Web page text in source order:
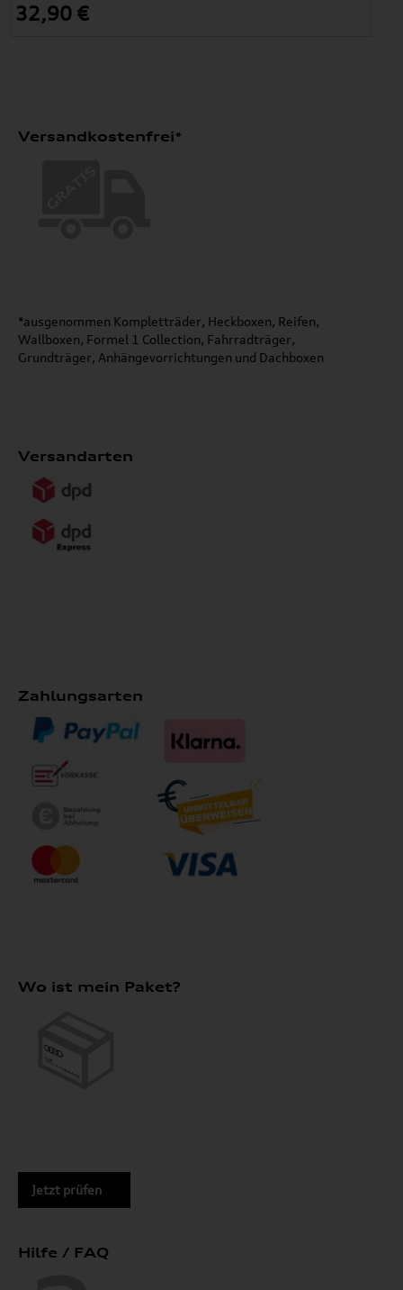
32,90 €
Versandkostenfrei*
*ausgenommen Kompletträder, Heckboxen, Reifen,
Wallboxen, Formel 1 Collection, Fahrradträger,
Grundträger, Anhängevorrichtungen und Dachboxen
Versandarten
Zahlungsarten
Wo ist mein Paket?
Jetzt prüfen
Hilfe / FAQ